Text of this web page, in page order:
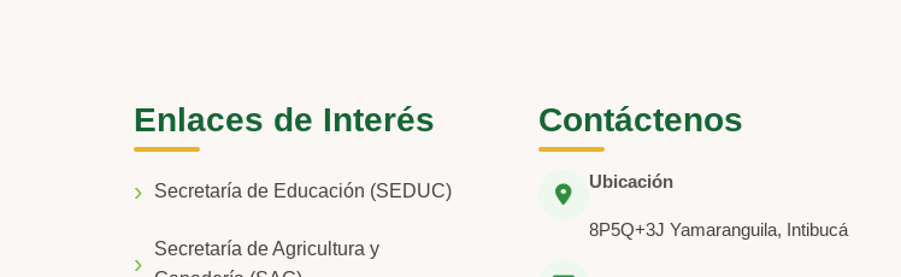
Enlaces de Interés
Secretaría de Educación (SEDUC)
Secretaría de Agricultura y
Contáctenos
Ubicación
8P5Q+3J Yamaranguila, Intibucá